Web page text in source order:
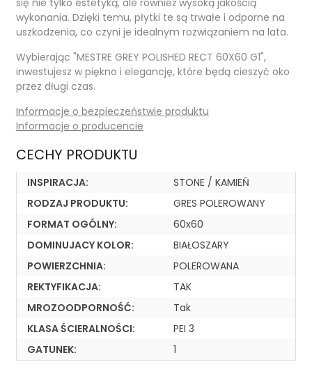
się nie tylko estetyką, ale również wysoką jakością
wykonania. Dzięki temu, płytki te są trwałe i odporne na
uszkodzenia, co czyni je idealnym rozwiązaniem na lata.
Wybierając "MESTRE GREY POLISHED RECT 60X60 G1",
inwestujesz w piękno i elegancję, które będą cieszyć oko
przez długi czas.
Informacje o bezpieczeństwie produktu
Informacje o producencie
CECHY PRODUKTU
INSPIRACJA:
STONE / KAMIEŃ
RODZAJ PRODUKTU:
GRES POLEROWANY
FORMAT OGÓLNY:
60x60
DOMINUJACY KOLOR:
BIAŁOSZARY
POWIERZCHNIA:
POLEROWANA
REKTYFIKACJA:
TAK
MROZOODPORNOŚĆ:
Tak
KLASA ŚCIERALNOŚCI:
PEI 3
GATUNEK:
1